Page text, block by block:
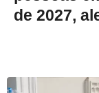
de 2027,